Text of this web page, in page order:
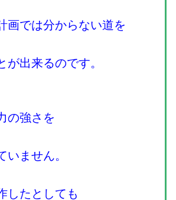
画では分からない道を
が出来るのです。
の強さを
いません。
したとしても